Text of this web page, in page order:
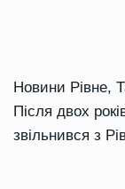
Новини Рівне,
Після двох
звільнився з